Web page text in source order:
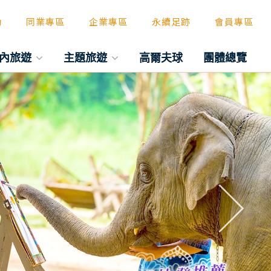
同業專區 企業專區 永續足跡 會員專區
旅遊 主題旅遊 高爾夫球 團體總覽
往後